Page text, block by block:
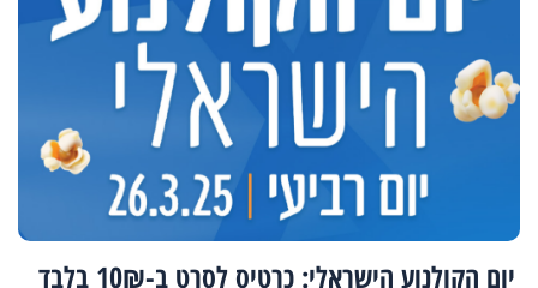
יום הקולנוע הישראלי: כרטיס לסרט ב-10₪ בלבד